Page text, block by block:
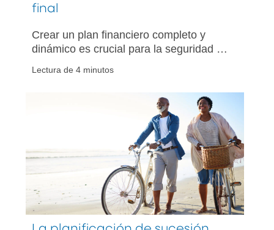
final
Crear un plan financiero completo y
dinámico es crucial para la seguridad en
Lectura de 4 minutos